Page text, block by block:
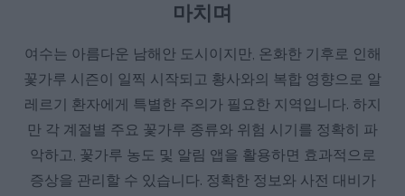
마치며
여수는 아름다운 남해안 도시이지만, 온화한 기후로 인해
꽃가루 시즌이 일찍 시작되고 황사와의 복합 영향으로 알
레르기 환자에게 특별한 주의가 필요한 지역입니다. 하지
만 각 계절별 주요 꽃가루 종류와 위험 시기를 정확히 파
악하고, 꽃가루 농도 및 알림 앱을 활용하면 효과적으로
증상을 관리할 수 있습니다. 정확한 정보와 사전 대비가